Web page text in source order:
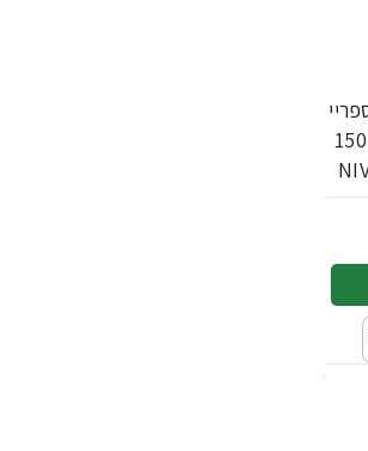
פרל ביוטי לאשה 150